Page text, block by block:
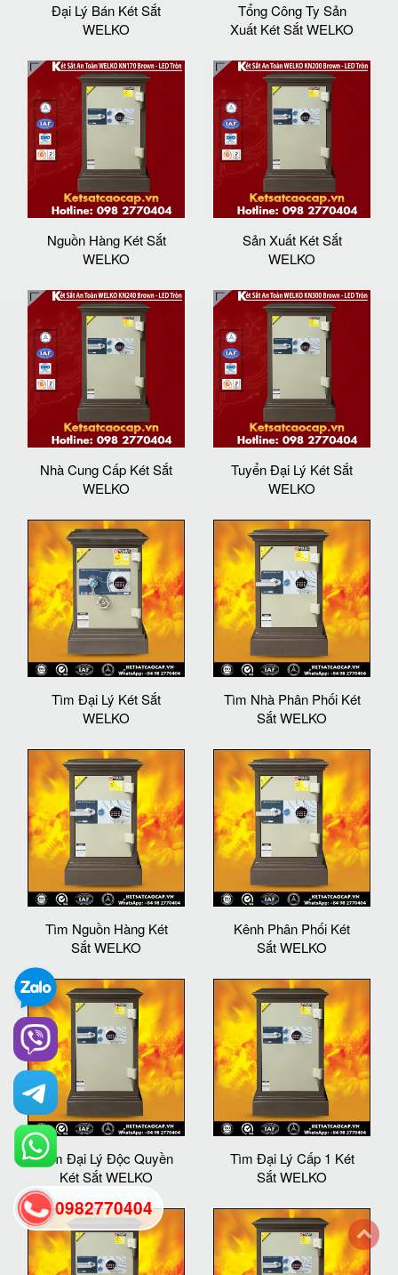
Đại Lý Bán Két Sắt
WELKO
Tổng Công Ty Sản
Xuất Két Sắt WELKO
Nguồn Hàng Két Sắt
WELKO
Sản Xuất Két Sắt
WELKO
Nhà Cung Cấp Két Sắt
WELKO
Tuyển Đại Lý Két Sắt
WELKO
Tìm Đại Lý Két Sắt
WELKO
Tìm Nhà Phân Phối Két
Sắt WELKO
Tìm Nguồn Hàng Két
Sắt WELKO
Kênh Phân Phối Két
Sắt WELKO
Tìm Đại Lý Độc Quyền
Két Sắt WELKO
Tìm Đại Lý Cấp 1 Két
Sắt WELKO
0982770404
back